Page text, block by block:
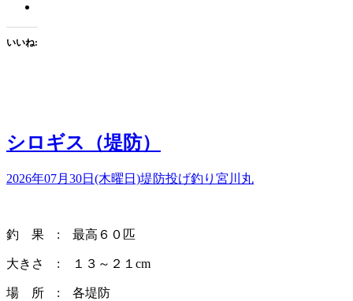
いいね:
シロギス（堤防）
2026年07月30日(木曜日)堤防投げ釣り 宮川丸
釣 果 : 最高６０匹
大きさ : １３～２１cm
場 所 : 各堤防